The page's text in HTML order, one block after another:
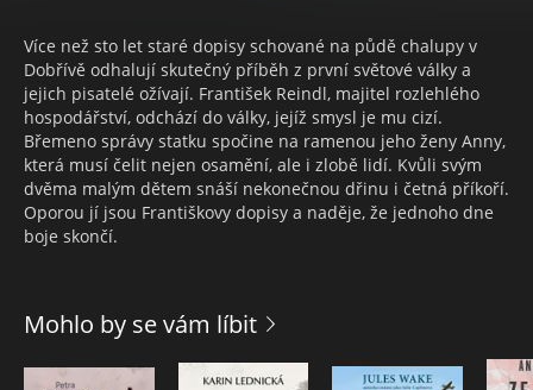
Více než sto let staré dopisy schované na půdě chalupy v
Dobřívě odhalují skutečný příběh z první světové války a
jejich pisatelé ožívají. František Reindl, majitel rozlehlého
hospodářství, odchází do války, jejíž smysl je mu cizí.
Břemeno správy statku spočine na ramenou jeho ženy Anny,
která musí čelit nejen osamění, ale i zlobě lidí. Kvůli svým
dvěma malým dětem snáší nekonečnou dřinu i četná příkoří.
Oporou jí jsou Františkovy dopisy a naděje, že jednoho dne
boje skončí.
Mohlo by se vám líbit